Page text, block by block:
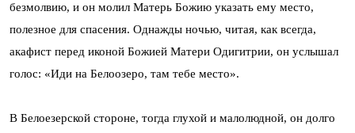
безмолвию, и он молил Матерь Божию указать ему место,
полезное для спасения. Однажды ночью, читая, как всегда,
акафист перед иконой Божией Матери Одигитрии, он услышал
голос: «Иди на Белоозеро, там тебе место».
В Белоезерской стороне, тогда глухой и малолюдной, он долго